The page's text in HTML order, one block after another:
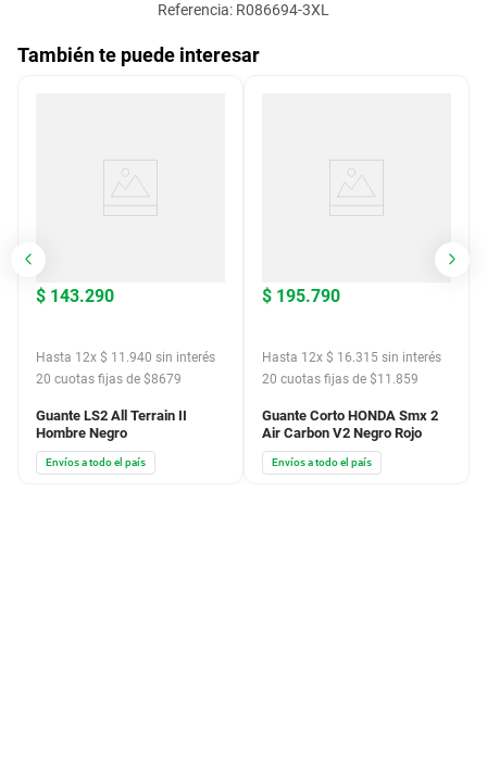
Referencia: R086694-3XL
También te puede interesar
$ 143.290
Hasta 12x $ 11 .940 sin interés
20 cuotas fijas de $8679
Guante LS2 All Terrain II
Hombre Negro
Envíos a todo el país
$ 195.790
Hasta 12x $ 16.315 sin interés
20 cuotas fijas de $11.859
Guante Corto HONDA Smx 2
Air Carbon V2 Negro Rojo
Envíos a todo el país